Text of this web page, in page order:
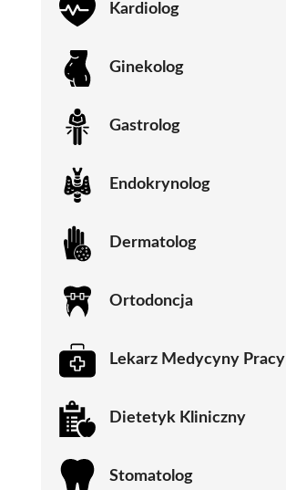
Kardiolog
Ginekolog
Gastrolog
Endokrynolog
Dermatolog
Ortodoncja
Lekarz Medycyny Pracy
Dietetyk Kliniczny
Stomatolog